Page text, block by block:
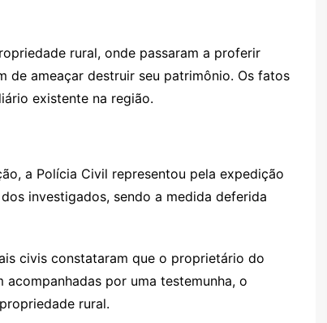
rural, onde passaram a proferir
de ameaçar destruir seu patrimônio. Os fatos
existente na região.
a Polícia Civil representou pela expedição
investigados, sendo a medida deferida
civis constataram que o proprietário do
por uma testemunha, o
rural.